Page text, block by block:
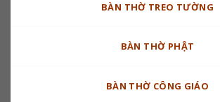
BÀN THỜ TREO TƯỜNG
BÀN THỜ PHẬT
BÀN THỜ CÔNG GIÁO